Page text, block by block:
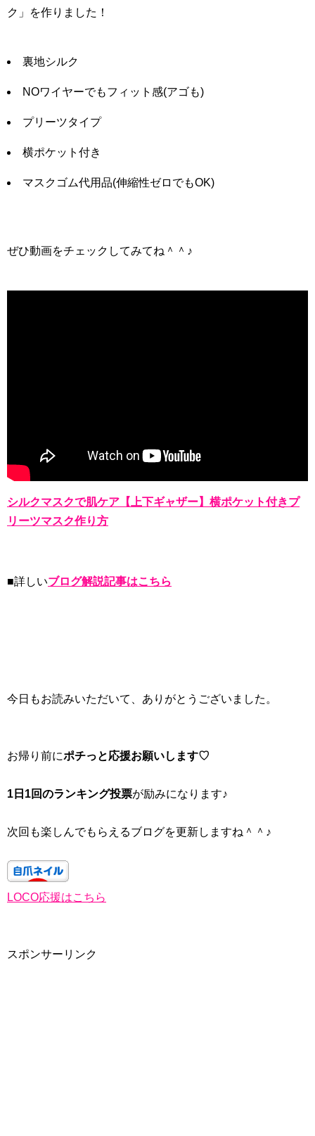
ク」を作りました！
裏地シルク
NOワイヤーでもフィット感(アゴも)
プリーツタイプ
横ポケット付き
マスクゴム代用品(伸縮性ゼロでもOK)
ぜひ動画をチェックしてみてね＾＾♪
シルクマスクで肌ケア【上下ギャザー】横ポケット付きプ
リーツマスク作り方
■詳しいブログ解説記事はこちら
今日もお読みいただいて、ありがとうございました。
お帰り前にポチっと応援お願いします♡
1日1回のランキング投票が励みになります♪
次回も楽しんでもらえるブログを更新しますね＾＾♪
LOCO応援はこちら
スポンサーリンク